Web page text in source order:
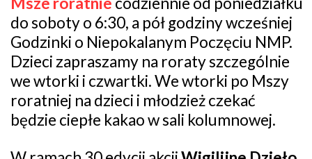
do soboty o 6:30, a pół godziny wcześniej
Godzinki o Niepokalanym Poczęciu NMP.
Dzieci zapraszamy na roraty szczególnie
we wtorki i czwartki. We wtorki po Mszy
roratniej na dzieci i młodzież czekać
będzie ciepłe kakao w sali kolumnowej.